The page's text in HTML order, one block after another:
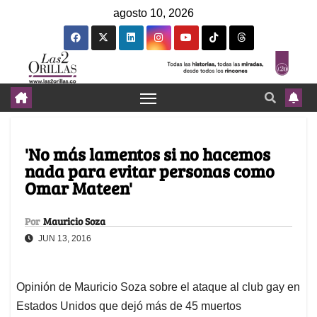
agosto 10, 2026
'No más lamentos si no hacemos
nada para evitar personas como
Omar Mateen'
Por Mauricio Soza
JUN 13, 2016
Opinión de Mauricio Soza sobre el ataque al club gay en
Estados Unidos que dejó más de 45 muertos